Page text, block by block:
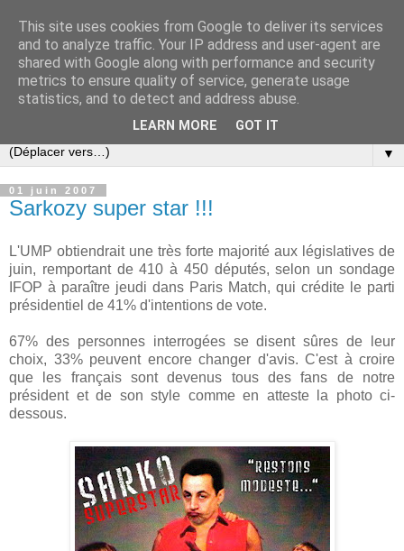
Slovar les Nouvelles
Blog citoyen d'informations, de décryptages et de
commentaires depuis 2005
▼
01 juin 2007
Sarkozy super star !!!
L'UMP obtiendrait une très forte majorité aux législatives de
juin, remportant de 410 à 450 députés, selon un sondage
IFOP à paraître jeudi dans Paris Match, qui crédite le parti
présidentiel de 41% d'intentions de vote.
67% des personnes interrogées se disent sûres de leur
choix, 33% peuvent encore changer d'avis. C'est à croire
que les français sont devenus tous des fans de notre
président et de son style comme en atteste la photo ci-
dessous.
This site uses cookies from Google to deliver its services
and to analyze traffic. Your IP address and user-agent are
shared with Google along with performance and security
metrics to ensure quality of service, generate usage
statistics, and to detect and address abuse.
LEARN MORE GOT IT